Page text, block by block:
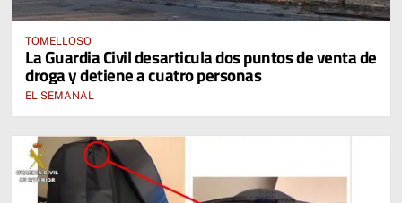
TOMELLOSO
La Guardia Civil desarticula dos puntos de venta de
droga y detiene a cuatro personas
EL SEMANAL